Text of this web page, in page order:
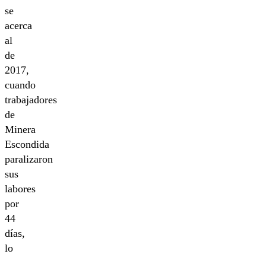
se
acerca
al
de
2017,
cuando
trabajadores
de
Minera
Escondida
paralizaron
sus
labores
por
44
días,
lo